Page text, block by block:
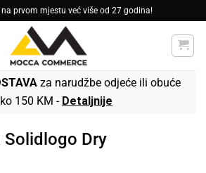
prvom mjestu već više od 27 godina!
za narudžbe odjeće ili obuće
150 KM - Detaljnije
Solidlogo Dry